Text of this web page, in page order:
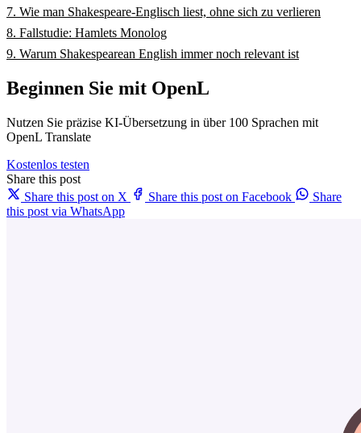
7. Wie man Shakespeare-Englisch liest, ohne sich zu verlieren
8. Fallstudie: Hamlets Monolog
9. Warum Shakespearean English immer noch relevant ist
Beginnen Sie mit OpenL
Nutzen Sie präzise KI-Übersetzung in über 100 Sprachen mit
OpenL Translate
Kostenlos testen
Share this post
Share this post on X
Share this post on Facebook
Share
this post via WhatsApp